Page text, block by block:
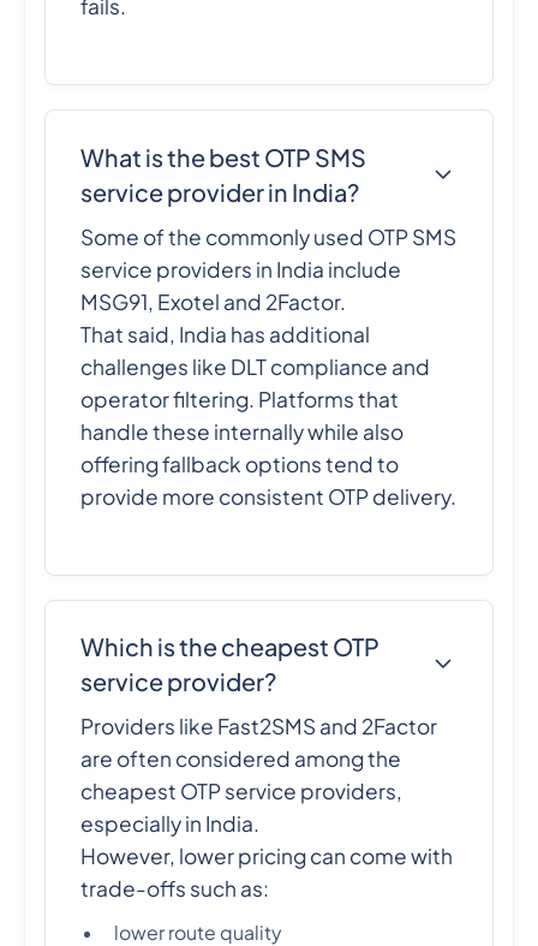
fails.
What is the best OTP SMS
service provider in India?
Some of the commonly used OTP SMS
service providers in India include
MSG91, Exotel and 2Factor.
That said, India has additional
challenges like DLT compliance and
operator filtering. Platforms that
handle these internally while also
offering fallback options tend to
provide more consistent OTP delivery.
Which is the cheapest OTP
service provider?
Providers like Fast2SMS and 2Factor
are often considered among the
cheapest OTP service providers,
especially in India.
However, lower pricing can come with
trade-offs such as:
lower route quality